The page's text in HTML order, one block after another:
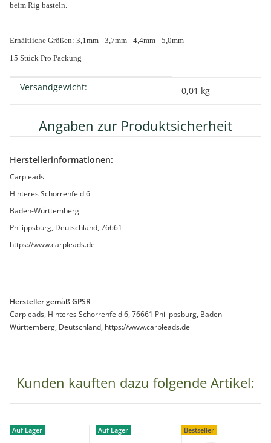
beim Rig basteln.
Erhältliche Größen: 3,1mm - 3,7mm - 4,4mm - 5,0mm
15 Stück Pro Packung
Produkteigenschaft
Wert
Versandgewicht: 0,01 kg
Angaben zur Produktsicherheit
Herstellerinformationen:
Carpleads
Hinteres Schorrenfeld 6
Baden-Württemberg
Philippsburg, Deutschland, 76661
https://www.carpleads.de
Hersteller gemäß GPSR
Carpleads, Hinteres Schorrenfeld 6, 76661 Philippsburg, Baden-
Württemberg, Deutschland, https://www.carpleads.de
Kunden kauften dazu folgende Artikel:
Auf Lager Auf Lager Bestseller